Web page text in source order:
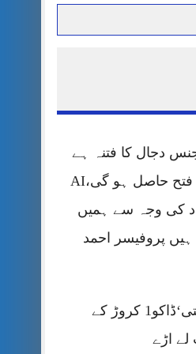
دجال کا فتنہ ہے
جس پر ہمیں فتح حاصل ہو گی،AI
کی وجہ سے ہمیں
پروفیسر احمد
کلرسیداں ڈکیتی‘ڈاکو1 کروڑ کے
لے اڑے